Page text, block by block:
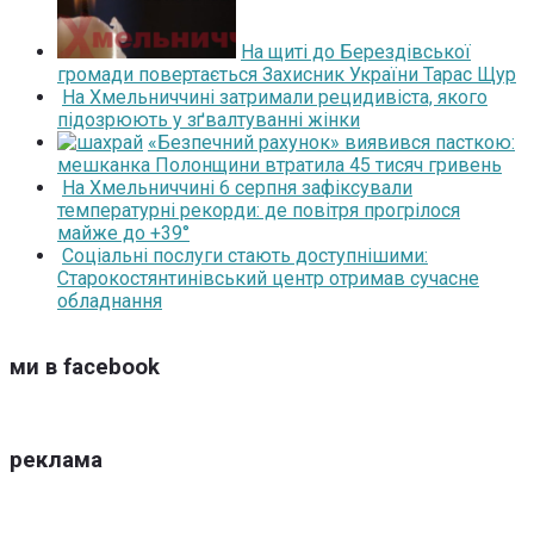
На щиті до Берездівської
громади повертається Захисник України Тарас Щур
На Хмельниччині затримали рецидивіста, якого
підозрюють у зґвалтуванні жінки
«Безпечний рахунок» виявився пасткою:
мешканка Полонщини втратила 45 тисяч гривень
На Хмельниччині 6 серпня зафіксували
температурні рекорди: де повітря прогрілося
майже до +39°
Соціальні послуги стають доступнішими:
Старокостянтинівський центр отримав сучасне
обладнання
ми в facebook
реклама